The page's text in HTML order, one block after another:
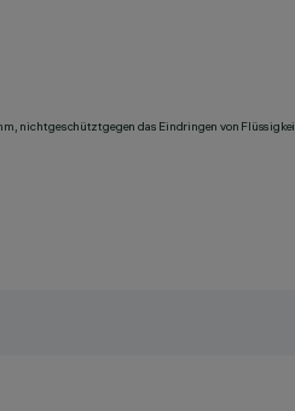
nicht geschützt gegen das Eindringen von